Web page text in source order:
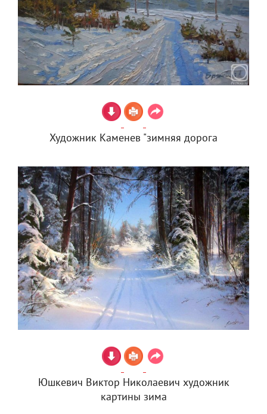
Художник Каменев "зимняя дорога
Юшкевич Виктор Николаевич художник
картины зима